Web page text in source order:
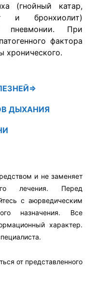
(гнойный катар,
и бронхиолит)
пневмонии. При
фактора
хронического.
ДЫХАНИЯ
и не заменяет
лечения. Перед
с аюрведическим
назначения. Все
характер.
от представленного